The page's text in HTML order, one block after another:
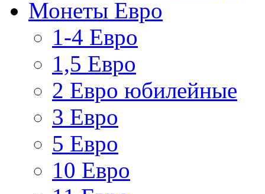
Монеты Евро
1-4 Евро
1,5 Евро
2 Евро юбилейные
3 Евро
5 Евро
10 Евро